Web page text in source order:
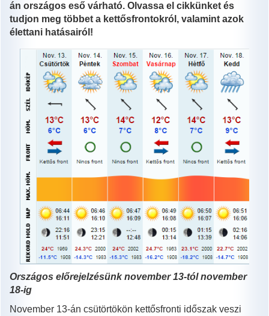
án országos eső várható. Olvassa el cikkünket és
tudjon meg többet a kettősfrontokról, valamint azok
élettani hatásairól!
Országos előrejelzésünk november 13-tól november
18-ig
November 13-án csütörtökön kettősfronti időszak veszi